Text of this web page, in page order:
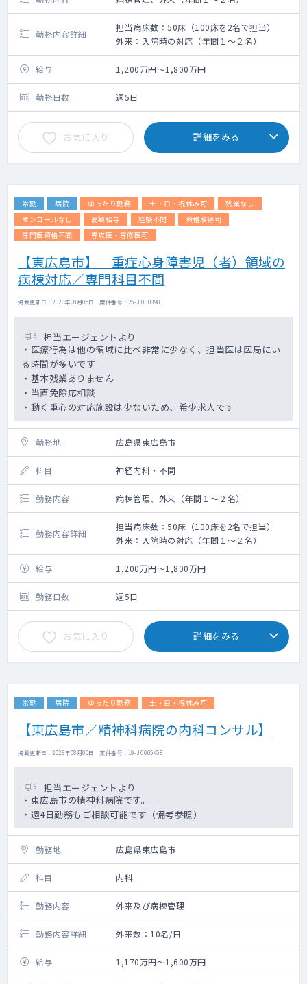
勤務内容詳細
担当病床数：50床（100床を2名で担当）
外来：入院時の対応（年間１～２名）
給与 1,200万円～1,800万円
勤務日数 週5日
お気に入り 詳細をみる
常勤 病院 ゆったり勤務 土・日・祝休み可
残業なし
オンコールなし
高額給与 経験不問
資格取得可
専門医資格不問
専攻医・専修医可
【東広島市】 重症心身障害児（者）領域の
病棟対応／専門科目不問
掲載更新日 : 2026年08月05日 案件番号 : 25-JU308981
担当エージェントより
・医療行為は他の領域に比べ非常に少なく、担当医は医局にい
る時間が多いです
・基本残業ありません
・当直免除応相談
・動く重心の対応施設は少ないため、希少求人です
勤務地 広島県東広島市
科目 神経内科・不問
勤務内容 病棟管理、外来（年間１～２名）
勤務内容詳細
担当病床数：50床（100床を2名で担当）
外来：入院時の対応（年間１～２名）
給与 1,200万円～1,800万円
勤務日数 週5日
お気に入り 詳細をみる
常勤 病院 ゆったり勤務 土・日・祝休み可
【東広島市／精神科病院の内科コンサル】
掲載更新日 : 2026年08月05日 案件番号 : 19-JC005458
担当エージェントより
・東広島市の精神科病院です。
・週4日勤務もご相談可能です（備考参照）
勤務地 広島県東広島市
科目 内科
勤務内容 外来及び病棟管理
勤務内容詳細 外来数：10名/日
給与 1,170万円～1,600万円